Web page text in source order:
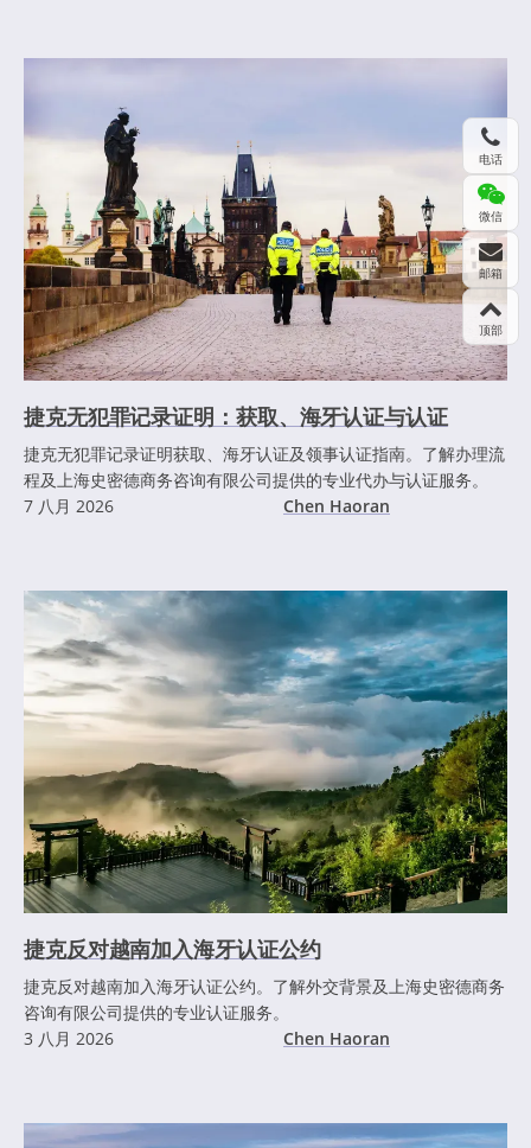
捷克无犯罪记录证明：获取、海牙认证与认证
捷克无犯罪记录证明获取、海牙认证及领事认证指南。了解办理流
程及上海史密德商务咨询有限公司提供的专业代办与认证服务。
7 八月 2026
Chen Haoran
捷克反对越南加入海牙认证公约
捷克反对越南加入海牙认证公约。了解外交背景及上海史密德商务
咨询有限公司提供的专业认证服务。
3 八月 2026
Chen Haoran
电话
微信
邮箱
顶部